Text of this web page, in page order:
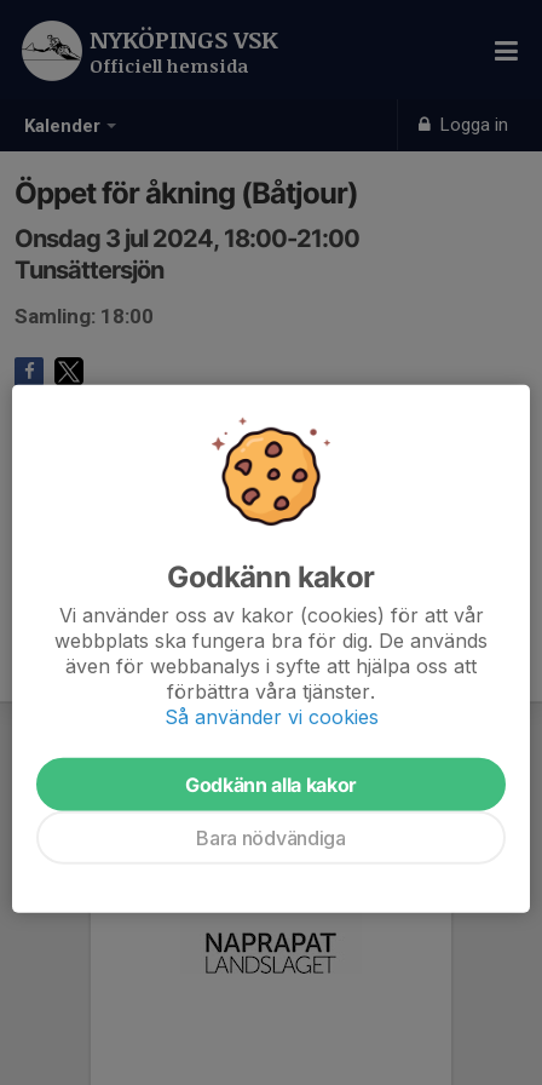
Kalender Logga in
NYKÖPINGS VSK
Officiell hemsida
Öppet för åkning (Båtjour)
Onsdag 3 jul 2024, 18:00-21:00
Tunsättersjön
Samling: 18:00
Godkänn kakor
Vi använder oss av kakor (cookies) för att vår
webbplats ska fungera bra för dig. De används
även för webbanalys i syfte att hjälpa oss att
förbättra våra tjänster.
Så använder vi cookies
Godkänn alla kakor
Bara nödvändiga